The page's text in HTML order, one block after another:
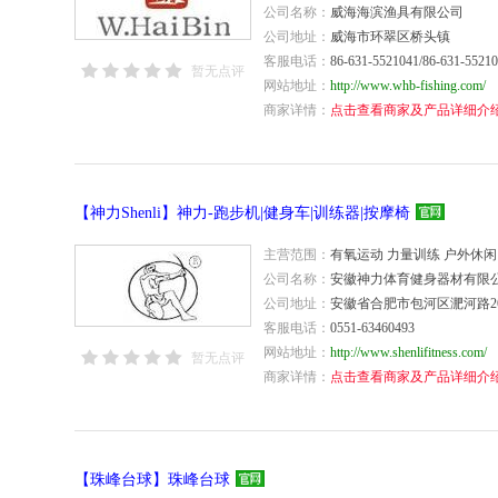
暂无点评
公司名称： 威海海滨渔具有限公司
公司地址： 威海市环翠区桥头镇
客服电话： 86-631-5521041/86-631-
网站地址： http://www.whb-fishing.com/
商家详情： 点击查看商家及产品详细介
【神力Shenli】神力-跑步机|健身车|训练器|按摩椅
暂无点评
主营范围： 有氧运动 力量训练 户外休
公司名称： 安徽神力体育健身器材有限
公司地址： 安徽省合肥市包河区淝河路
客服电话： 0551-63460493
网站地址： http://www.shenlifitness.com/
商家详情： 点击查看商家及产品详细介
【珠峰台球】珠峰台球